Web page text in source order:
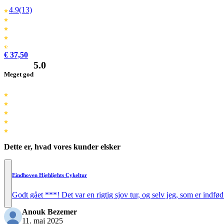
4.9(13)
€ 37,50
Meget god
5.0
Dette er, hvad vores kunder elsker
Eindhoven Highlights Cykeltur
Godt gået ***! Det var en rigtig sjov tur, og selv jeg, som er
Anouk Bezemer
11. maj 2025